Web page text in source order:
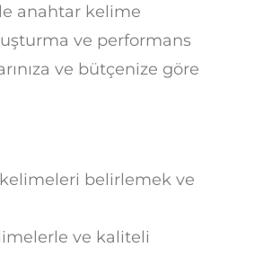
anahtar kelime
ve performans
ve bütçenize göre
belirlemek ve
ve kaliteli